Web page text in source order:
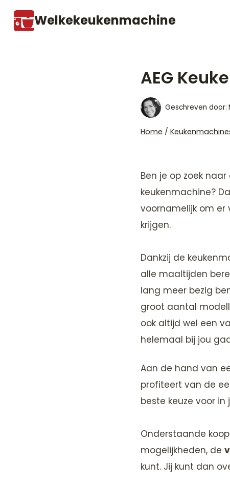
Doorgaan
naar
Welkekeukenmachine
AEG
Geschreven door:
Home /
Ben je op zoek naar
keukenmachine?
voornamelijk om er
krijgen.
Dankzij de
alle maaltijden
lang meer bezig
groot aantal
ook altijd wel een
helemaal bij jou
Aan de hand van
profiteert van de
beste keuze voor in
Onderstaande
mogelijkheden, de
kunt. Jij kunt dan